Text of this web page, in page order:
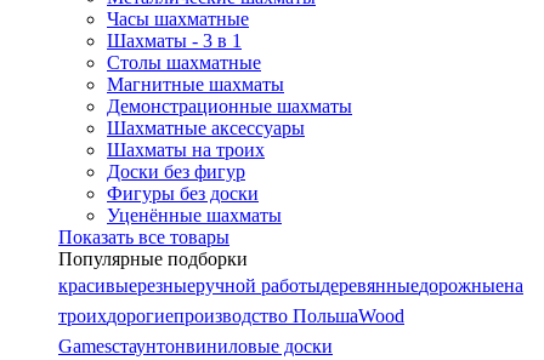
Часы шахматные
Шахматы - 3 в 1
Столы шахматные
Магнитные шахматы
Демонстрационные шахматы
Шахматные аксессуары
Шахматы на троих
Доски без фигур
Фигуры без доски
Уценённые шахматы
Показать все товары
Популярные подборки
красивыерезныеручной работыдеревянныедорожныена
троихдорогиепроизводство ПольшаWood
Gamesстаунтонвиниловые доски